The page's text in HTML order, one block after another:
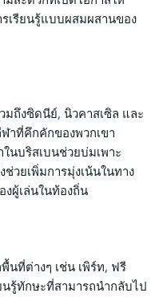
เรียนรู้แบบผสมผสานของ
มถึงซิดนีย์, นิวคาสเซิล และ
าที่คึกคักของพวกเขา
นบริสเบนช่วยบ่มเพาะ
วยเพิ่มการมุ่งเน้นในทาง
ผู้เล่นในท้องถิ่น
นที่ต่างๆ เช่น เพิร์ท, ฟรี
รู้ทักษะที่สามารถนำกลับไป